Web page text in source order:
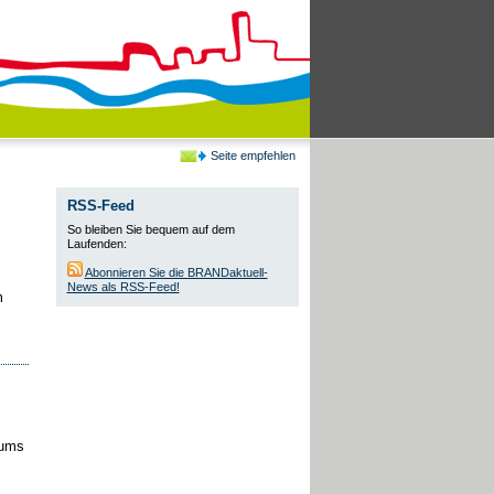
Seite empfehlen
RSS-Feed
So bleiben Sie bequem auf dem
Laufenden:
Abonnieren Sie die BRANDaktuell-
News als RSS-Feed!